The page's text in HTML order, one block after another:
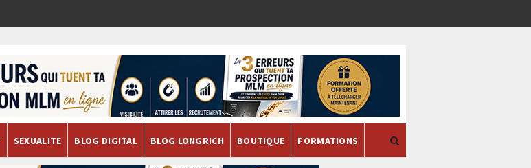
SEXUALITE BLOG DIGITAL BLOG LONGRICH BOUTIQUE FORMATIONS